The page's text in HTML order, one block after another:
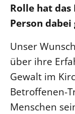
Rolle hat
Person dabei
Unser
über ihre
Gewalt im
Betroffenen-
Menschen
Ephoralbüro
Fundraising
IT-Service
Corporate